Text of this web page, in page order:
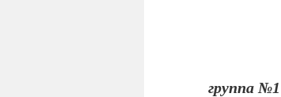
группа №1